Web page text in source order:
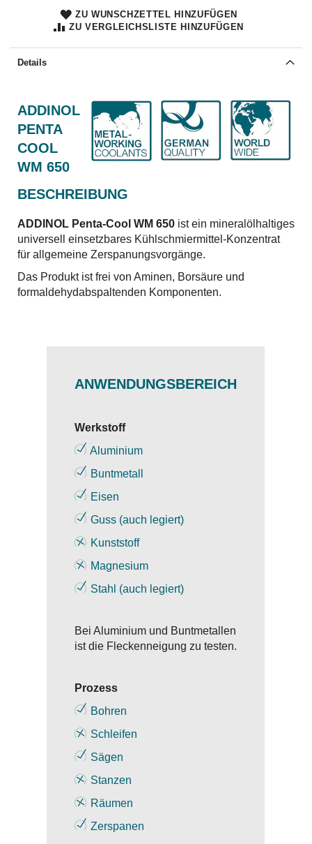
ZU WUNSCHZETTEL HINZUFÜGEN
ZU VERGLEICHSLISTE HINZUFÜGEN
Details
ADDINOL
PENTA
COOL
WM 650
BESCHREIBUNG
ADDINOL Penta-Cool WM 650 ist ein mineralölhaltiges
universell einsetzbares Kühlschmiermittel-Konzentrat
für allgemeine Zerspanungsvorgänge.
Das Produkt ist frei von Aminen, Borsäure und
formaldehydabspaltenden Komponenten.
ANWENDUNGSBEREICH
Werkstoff
Aluminium
Buntmetall
Eisen
Guss (auch legiert)
Kunststoff
Magnesium
Stahl (auch legiert)
Bei Aluminium und Buntmetallen
ist die Fleckenneigung zu testen.
Prozess
Bohren
Schleifen
Sägen
Stanzen
Räumen
Zerspanen